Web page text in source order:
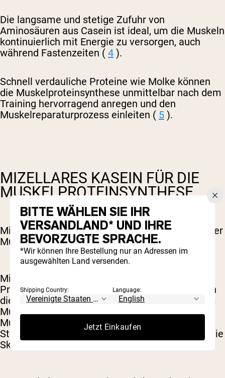
Die langsame und stetige Zufuhr von
Aminosäuren aus Casein ist ideal, um die Muskeln
kontinuierlich mit Energie zu versorgen, auch
während Fastenzeiten ( 4 ).
Schnell verdauliche Proteine ​​wie Molke können
die Muskelproteinsynthese unmittelbar nach dem
Training hervorragend anregen und den
Muskelreparaturprozess einleiten ( 5 ).
MIZELLARES KASEIN FÜR DIE
MUSKELPROTEINSYNTHESE
Mizellares Kasein kann eine wichtige Rolle bei der
Muskelproteinsynthese spielen.
Mizellares Kasein reduziert den Muskel- und
Proteinabbau nach dem Training und kann durch
die Stimulierung der Muskelproteinsynthese das
Muskelwachstum fördern. Die
Muskelproteinsynthese ist ein
Stoffwechselprozess, bei dem Aminosäuren in die
Skelettmuskulatur eingebaut werden.
BITTE WÄHLEN SIE IHR
VERSANDLAND* UND IHRE
BEVORZUGTE SPRACHE.
*Wir können Ihre Bestellung nur an Adressen im
ausgewählten Land versenden.
Shipping Country: Language:
Jetzt Einkaufen